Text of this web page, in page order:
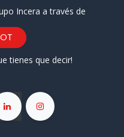
Incera a través de
tienes que decir!